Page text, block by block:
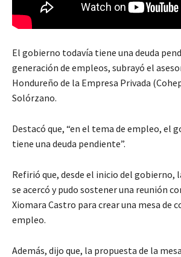
El gobierno todavía tiene una deuda
generación de empleos, subrayó el
Hondureño de la Empresa Privada
Solórzano.
Destacó que, “en el tema de empleo, el
tiene una deuda pendiente”.
Refirió que, desde el inicio del gobierno,
se acercó y pudo sostener una reunión
Xiomara Castro para crear una mesa de
empleo.
Además, dijo que, la propuesta de la